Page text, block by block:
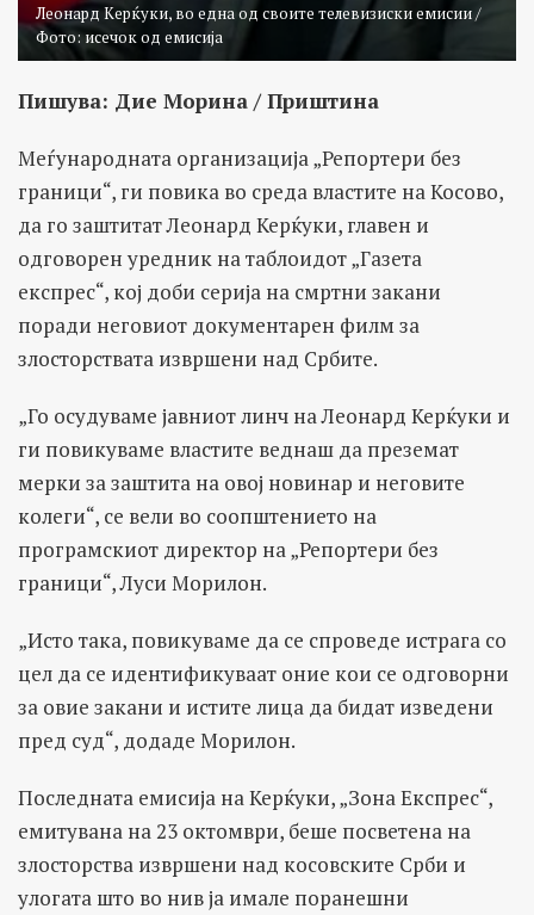
Леонард Керќуки, во една од своите телевизиски емисии /
Фото: исечок од емисија
Пишува: Дие Морина / Приштина
Меѓународната организација „Репортери без
граници“, ги повика во среда властите на Косово,
да го заштитат Леонард Керќуки, главен и
одговорен уредник на таблоидот „Газета
експрес“, кој доби серија на смртни закани
поради неговиот документарен филм за
злосторствата извршени над Србите.
„Го осудуваме јавниот линч на Леонард Керќуки и
ги повикуваме властите веднаш да преземат
мерки за заштита на овој новинар и неговите
колеги“, се вели во соопштението на
програмскиот директор на „Репортери без
граници“, Луси Морилон.
„Исто така, повикуваме да се спроведе истрага со
цел да се идентификуваат оние кои се одговорни
за овие закани и истите лица да бидат изведени
пред суд“, додаде Морилон.
Последната емисија на Керќуки, „Зона Експрес“,
емитувана на 23 октомври, беше посветена на
злосторства извршени над косовските Срби и
улогата што во нив ја имале поранешни